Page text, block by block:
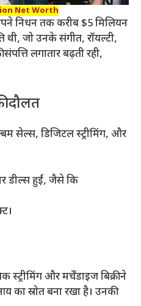
Net Worth
निधन तक करीब $5 मिलियन
थी, जो उनके संगीत, रॉयल्टी,
लगातार बढ़ती रही,
दौलत
सेल्स, डिजिटल स्ट्रीमिंग, और
डील्स हुईं, जैसे कि
और मर्चेंडाइज बिक्री ने
का स्रोत बना रखा है। उनकी